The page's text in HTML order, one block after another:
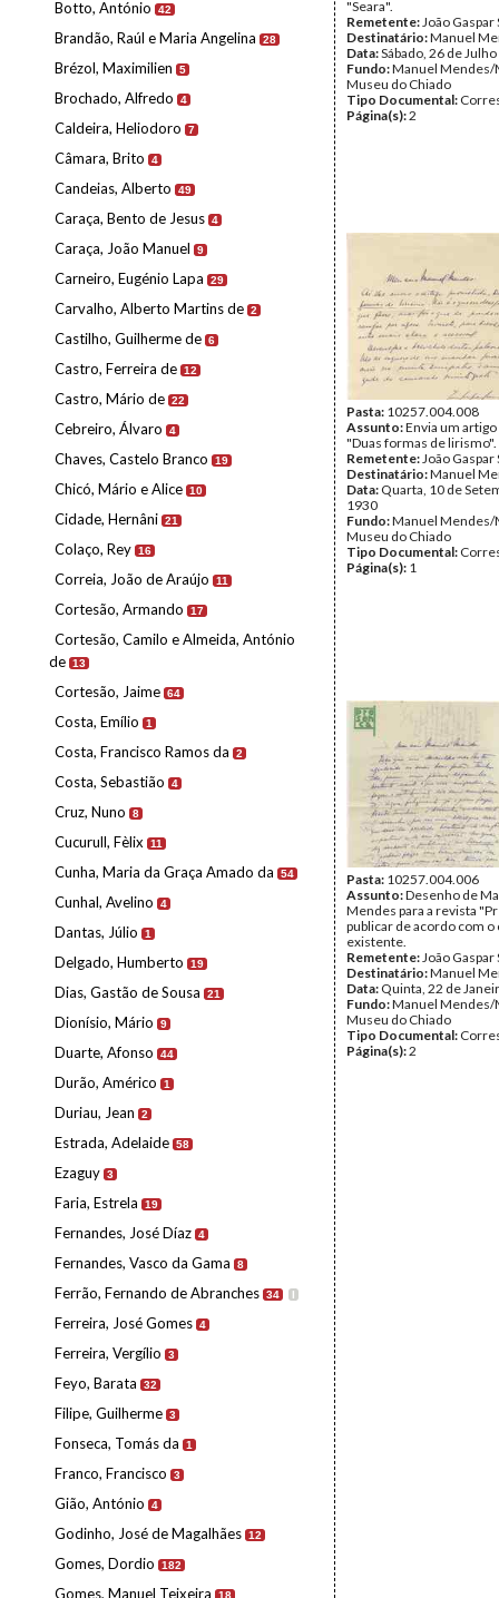
Botto, António 42
Brandão, Raúl e Maria Angelina 28
Brézol, Maximilien 5
Brochado, Alfredo 4
Caldeira, Heliodoro 7
Câmara, Brito 4
Candeias, Alberto 49
Caraça, Bento de Jesus 4
Caraça, João Manuel 9
Carneiro, Eugénio Lapa 29
Carvalho, Alberto Martins de 2
Castilho, Guilherme de 6
Castro, Ferreira de 12
Castro, Mário de 22
Cebreiro, Álvaro 4
Chaves, Castelo Branco 19
Chicó, Mário e Alice 10
Cidade, Hernâni 21
Colaço, Rey 16
Correia, João de Araújo 11
Cortesão, Armando 17
Cortesão, Camilo e Almeida, António
de 13
Cortesão, Jaime 64
Costa, Emílio 1
Costa, Francisco Ramos da 2
Costa, Sebastião 4
Cruz, Nuno 8
Cucurull, Fèlix 11
Cunha, Maria da Graça Amado da 54
Cunhal, Avelino 4
Dantas, Júlio 1
Delgado, Humberto 19
Dias, Gastão de Sousa 21
Dionísio, Mário 9
Duarte, Afonso 44
Durão, Américo 1
Duriau, Jean 2
Estrada, Adelaide 58
Ezaguy 3
Faria, Estrela 19
Fernandes, José Díaz 4
Fernandes, Vasco da Gama 8
Ferrão, Fernando de Abranches 34 I
Ferreira, José Gomes 4
Ferreira, Vergílio 3
Feyo, Barata 32
Filipe, Guilherme 3
Fonseca, Tomás da 1
Franco, Francisco 3
Gião, António 4
Godinho, José de Magalhães 12
Gomes, Dordio 182
Gomes, Manuel Teixeira 18
"Seara".
Remetente:João Gaspar
Destinatário:Manuel
Data:Sábado, 26 de
Fundo:Manuel Mendes/
Museu do Chiado
Tipo Documental:
Página(s):2
Pasta: 10257.004.008
Assunto:Envia um
"Duas formas de lirismo".
Remetente:João Gaspar
Destinatário:Manuel
Data: Quarta, 10 de
1930
Fundo:Manuel Mendes/
Museu do Chiado
Tipo Documental:
Página(s): 1
Pasta: 10257.004.006
Assunto:Desenho de
Mendes para a revista
publicar de acordo com
existente.
Remetente:João Gaspar
Destinatário:Manuel
Data: Quinta, 22 de
Fundo:Manuel Mendes/
Museu do Chiado
Tipo Documental:
Página(s):2